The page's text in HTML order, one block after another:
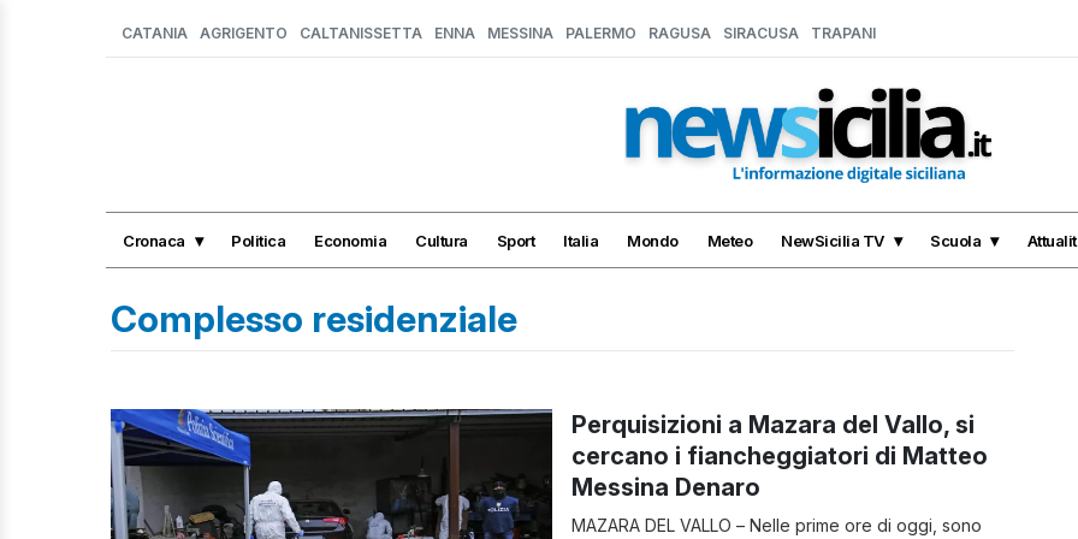
CATANIA AGRIGENTO CALTANISSETTA ENNA MESSINA PALERMO RAGUSA SIRACUSA TRAPANI
Cronaca Politica Economia Cultura Sport Italia Mondo Meteo NewSicilia TV Scuola
Complesso residenziale
Perquisizioni a Mazara del Vallo, si
cercano i fiancheggiatori di Matteo
Messina Denaro
MAZARA DEL VALLO – Nelle prime ore di oggi, sono